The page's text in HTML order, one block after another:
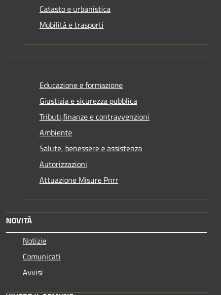
Catasto e urbanistica
Mobilità e trasporti
Educazione e formazione
Giustizia e sicurezza pubblica
Tributi,finanze e contravvenzioni
Ambiente
Salute, benessere e assistenza
Autorizzazioni
Attuazione Misure Pnrr
NOVITÀ
Notizie
Comunicati
Avvisi